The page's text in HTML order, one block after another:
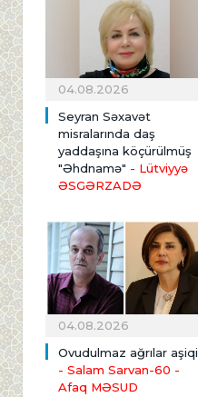
04.08.2026
Seyran Səxavət
misralarında daş
yaddaşına köçürülmüş
"Əhdnamə" - Lütviyyə
ƏSGƏRZADƏ
04.08.2026
Ovudulmaz ağrılar aşiqi
- Salam Sarvan-60 -
Afaq MƏSUD